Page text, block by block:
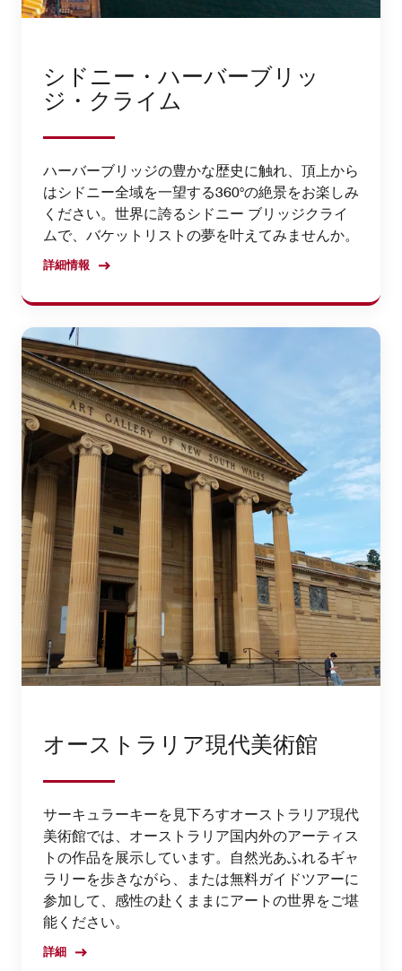
シドニー・ハーバーブリッ
ジ・クライム
ハーバーブリッジの豊かな歴史に触れ、頂上から
はシドニー全域を一望する360°の絶景をお楽しみ
ください。世界に誇るシドニー ブリッジクライ
ムで、バケットリストの夢を叶えてみませんか。
詳細情報
オーストラリア現代美術館
サーキュラーキーを見下ろすオーストラリア現代
美術館では、オーストラリア国内外のアーティス
トの作品を展示しています。自然光あふれるギャ
ラリーを歩きながら、または無料ガイドツアーに
参加して、感性の赴くままにアートの世界をご堪
能ください。
詳細